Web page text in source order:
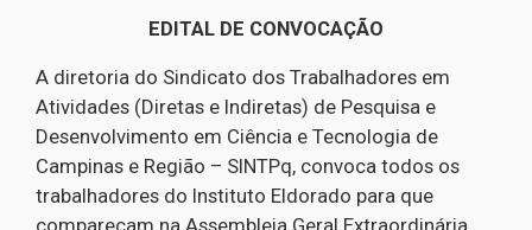
EDITAL DE CONVOCAÇÃO
A diretoria do Sindicato dos Trabalhadores em
Atividades (Diretas e Indiretas) de Pesquisa e
Desenvolvimento em Ciência e Tecnologia de
Campinas e Região – SINTPq, convoca todos os
trabalhadores do Instituto Eldorado para que
compareçam na Assembleia Geral Extraordinária